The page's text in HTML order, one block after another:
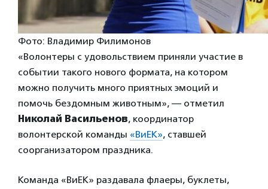
Фото: Владимир Филимонов
«Волонтеры с удовольствием приняли участие в
событии такого нового формата, на котором
можно получить много приятных эмоций и
помочь бездомным животным», — отметил
Николай Васильенов, координатор
волонтерской команды «ВиЕК», ставшей
соорганизатором праздника.
Команда «ВиЕК» раздавала флаеры, буклеты,